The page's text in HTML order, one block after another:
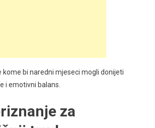
kome bi naredni mjeseci mogli donijeti
i emotivni balans.
za